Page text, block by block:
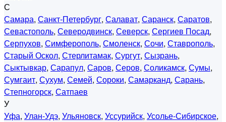
С
Самара, Санкт-Петербург, Салават, Саранск, Саратов,
Севастополь, Северодвинск, Северск, Сергиев Посад,
Серпухов, Симферополь, Смоленск, Сочи, Ставрополь,
Старый Оскол, Стерлитамак, Сургут, Сызрань,
Сыктывкар, Сарапул, Саров, Серов, Соликамск, Сумы,
Сумгаит, Сухум, Семей, Сороки, Самарканд, Сарань,
Степногорск, Сатпаев
У
Уфа, Улан-Удэ, Ульяновск, Уссурийск, Усолье-Сибирское,